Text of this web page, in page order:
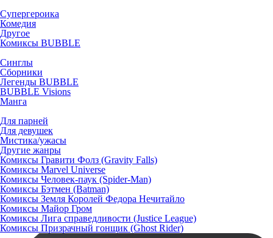
Супергероика
Комедия
Другое
Комиксы BUBBLE
Синглы
Сборники
Легенды BUBBLE
BUBBLE Visions
Манга
Для парней
Для девушек
Мистика/ужасы
Другие жанры
Комиксы Гравити Фолз (Gravity Falls)
Комиксы Marvel Universe
Комиксы Человек-паук (Spider-Man)
Комиксы Бэтмен (Batman)
Комиксы Земля Королей Федора Нечитайло
Комиксы Майор Гром
Комиксы Лига справедливости (Justice League)
Комиксы Призрачный гонщик (Ghost Rider)